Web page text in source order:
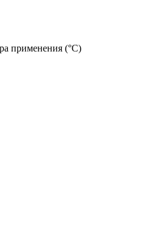
применения (°C)